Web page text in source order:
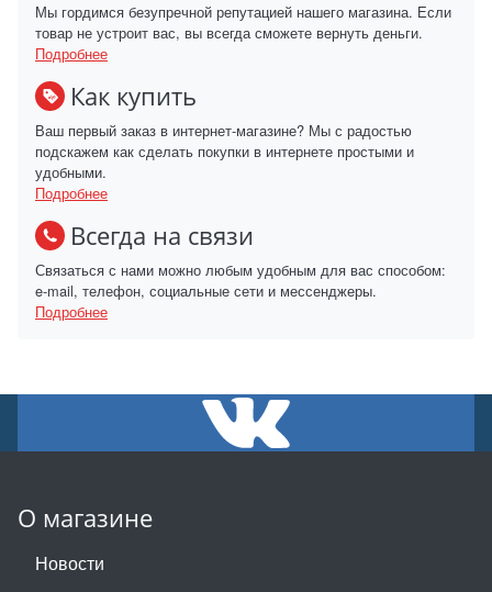
Мы гордимся безупречной репутацией нашего магазина. Если
товар не устроит вас, вы всегда сможете вернуть деньги.
Подробнее
Как купить
Ваш первый заказ в интернет-магазине? Мы с радостью
подскажем как сделать покупки в интернете простыми и
удобными.
Подробнее
Всегда на связи
Связаться с нами можно любым удобным для вас способом:
e-mail, телефон, социальные сети и мессенджеры.
Подробнее
О магазине
Новости